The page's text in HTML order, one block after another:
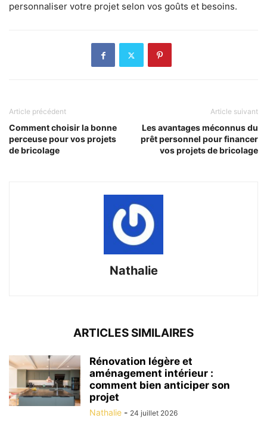
personnaliser votre projet selon vos goûts et besoins.
Article précédent
Comment choisir la bonne
perceuse pour vos projets
de bricolage
Article suivant
Les avantages méconnus du
prêt personnel pour financer
vos projets de bricolage
Nathalie
ARTICLES SIMILAIRES
Rénovation légère et
aménagement intérieur :
comment bien anticiper son
projet
Nathalie - 24 juillet 2026